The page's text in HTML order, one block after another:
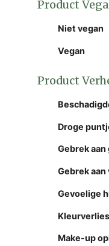
Product
Niet vegan
Vegan
Product
Droge
Gebrek aan
Gebrek aan
Gevoelige
Kleurverlies
Make-up